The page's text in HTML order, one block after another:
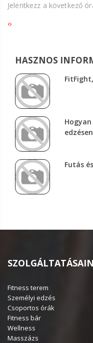
Jelentkezz a következő
‹›
HASZNOS
Futás
Fitness terem
Személyi edzés
Csoportos órák
Fitness bár
Wellness
Masszázs